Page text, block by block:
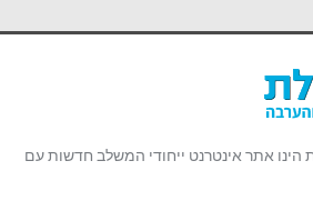
הינו אתר אינטרנט ייחודי המשלב חדשות עם